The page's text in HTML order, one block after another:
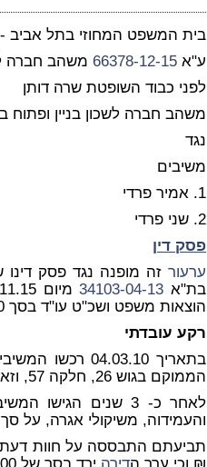
בית המשפט המחוזי בתל אביב
ע"א 66378-12-15 משהב חברה
לפני כבוד השופטת שרה דותן
משהב חברה לשכון בניין ופתוח
נגד
משיבים
1. אמיר פרדי
2. שני פרדי
פסק דין
ערעור זה מופנה נגד פסק
בת"א 34103-04-13
הוצאות משפט ושכ"ט עו"ד בסך 19,000 ₪ בגין ליקויי בניה בדירת המשיבים.
רקע עובדתי
הממוקם בגוש 26, חלקה 57, וזאת בהתאם להסכם מכר שנכרת בין הצדדים.
לאחר כ- 3 שנים
והעמידוה, משיקולי אגרה, על סך של
תביעתם התבססה על חוות דעת